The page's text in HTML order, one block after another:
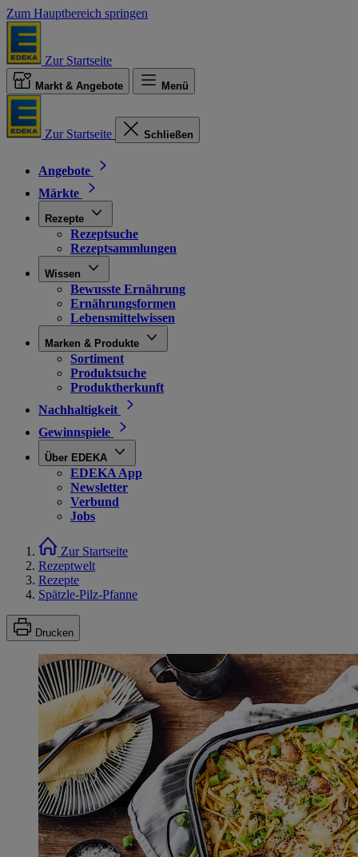
Zum Hauptbereich springen
Zur Startseite
Markt & Angebote Menü
Zur Startseite Schließen
Angebote
Märkte
Rezepte
Rezeptsuche
Rezeptsammlungen
Wissen
Bewusste Ernährung
Ernährungsformen
Lebensmittelwissen
Marken & Produkte
Sortiment
Produktsuche
Produktherkunft
Nachhaltigkeit
Gewinnspiele
Über EDEKA
EDEKA App
Newsletter
Verbund
Jobs
Zur Startseite
Rezeptwelt
Rezepte
Spätzle-Pilz-Pfanne
Drucken